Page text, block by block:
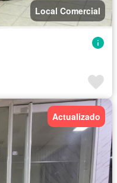
Local Comercial
Actualizado